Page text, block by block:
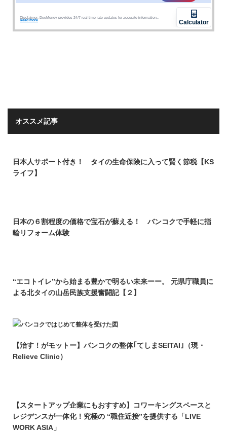
オススメ記事
日本人サポート付き！ タイの生命保険に入って賢く節税【KS
ライフ】
日本の６割程度の価格で宝石が蘇える！ バンコクで手軽に指
輪リフォーム体験
“エコトイレ”から始まる豊かで明るい未来ーー。 元県庁職員に
よる北タイの山岳民族支援奮闘記【２】
【治す！がモットー】バンコクの整体｢てしまSEITAI｣（現・
Relieve Clinic）
【スタートアップ企業にもおすすめ】コワーキングスペースと
レジデンスが一体化！究極の “職住近接”を提供する「LIVE
WORK ASIA」